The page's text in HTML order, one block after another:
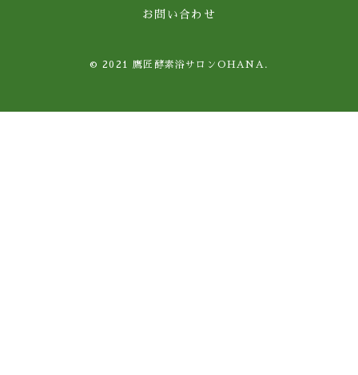
お問い合わせ
© 2021 鷹匠酵素浴サロンOHANA.